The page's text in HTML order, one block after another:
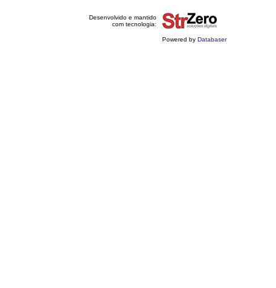
Desenvolvido e mantido
com tecnologia:
Powered by Databaser